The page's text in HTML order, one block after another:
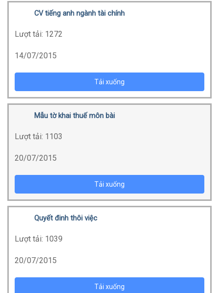
CV tiếng anh ngành tài chính
Lượt tải: 1272
14/07/2015
Tải xuống
Mẫu tờ khai thuế môn bài
Lượt tải: 1103
20/07/2015
Tải xuống
Quyết đinh thôi việc
Lượt tải: 1039
20/07/2015
Tải xuống